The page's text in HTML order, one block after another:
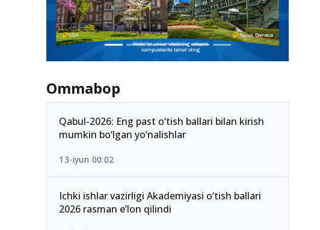
Ommabop
Qabul-2026: Eng past o‘tish ballari bilan kirish
mumkin bo‘lgan yo‘nalishlar
13-iyun 00:02
Ichki ishlar vazirligi Akademiyasi o‘tish ballari
2026 rasman e’lon qilindi